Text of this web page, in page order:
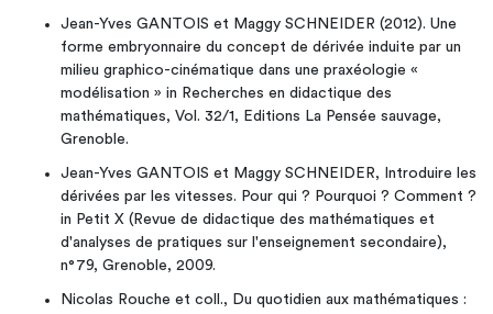
Jean-Yves GANTOIS et Maggy SCHNEIDER (2012). Une
forme embryonnaire du concept de dérivée induite par un
milieu graphico-cinématique dans une praxéologie «
modélisation » in Recherches en didactique des
mathématiques, Vol. 32/1, Editions La Pensée sauvage,
Grenoble.
Jean-Yves GANTOIS et Maggy SCHNEIDER, Introduire les
dérivées par les vitesses. Pour qui ? Pourquoi ? Comment ?
in Petit X (Revue de didactique des mathématiques et
d'analyses de pratiques sur l'enseignement secondaire),
n°79, Grenoble, 2009.
Nicolas Rouche et coll., Du quotidien aux mathématiques :